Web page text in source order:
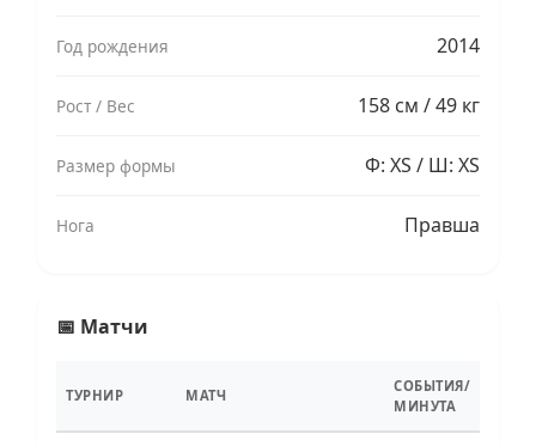
Год рождения 2014
Рост / Вес 158 см / 49 кг
Размер формы Ф: XS / Ш: XS
Нога Правша
📅 Матчи
ТУРНИР МАТЧ
СОБЫТИЯ/
МИНУТА